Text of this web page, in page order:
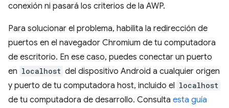
conexión ni pasará los criterios de la AWP.
Para solucionar el problema, habilita la redirección de
puertos en el navegador Chromium de tu computadora
de escritorio. En ese caso, puedes conectar un puerto
en localhost del dispositivo Android a cualquier origen
y puerto de tu computadora host, incluido el localhost
de tu computadora de desarrollo. Consulta esta guía